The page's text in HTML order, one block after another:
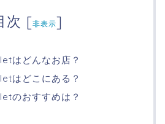
次 [非表示]
はどんなお店？
はどこにある？
のおすすめは？